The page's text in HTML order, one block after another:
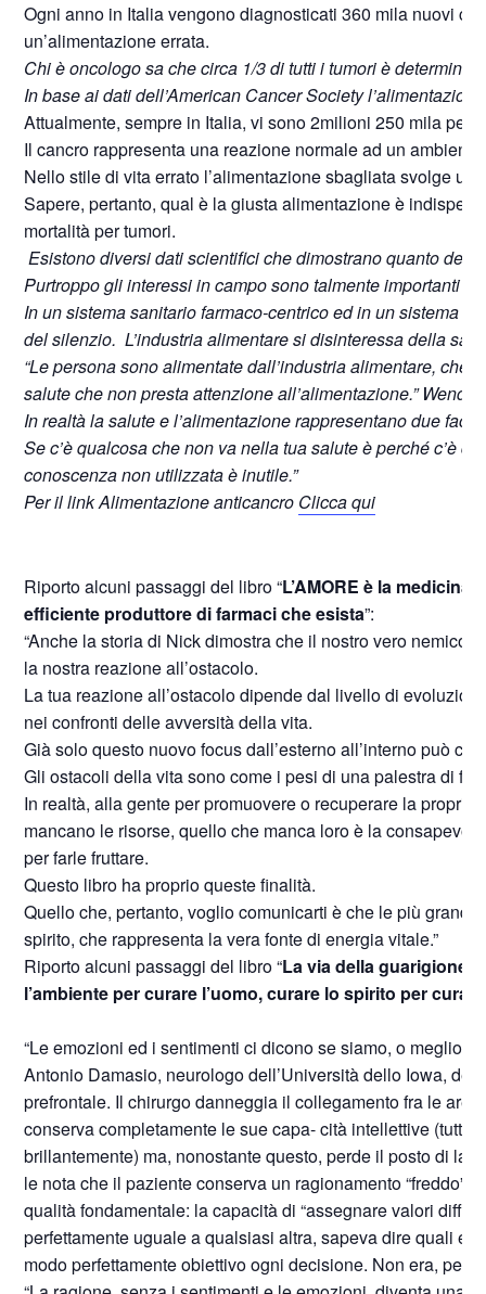
Ogni anno in Italia vengono diagnosticati 360 mila nuovi
un’alimentazione errata.
Chi è oncologo sa che circa 1/3 di tutti i tumori è
In base ai dati dell’American Cancer Society
Attualmente, sempre in Italia, vi sono 2milioni 250 mila
Il cancro rappresenta una reazione normale ad un
Nello stile di vita errato l’alimentazione sbagliata svolge un
Sapere, pertanto, qual è la giusta alimentazione è
mortalità per tumori.
Esistono diversi dati scientifici che dimostrano quanto
Purtroppo gli interessi in campo sono talmente importanti
In un sistema sanitario farmaco-centrico ed in un sistema
del silenzio. L’industria alimentare si disinteressa della
“Le persona sono alimentate dall’industria alimentare,
salute che non presta attenzione all’alimentazione.”
In realtà la salute e l’alimentazione rappresentano due
Se c’è qualcosa che non va nella tua salute è perché c’è
conoscenza non utilizzata è inutile.”
Per il link Alimentazione anticancro Clicca qui
Riporto alcuni passaggi del libro “L’AMORE è la medicina
efficiente produttore di farmaci che esista”:
“Anche la storia di Nick dimostra che il nostro vero
la nostra reazione all’ostacolo.
La tua reazione all’ostacolo dipende dal livello di
nei confronti delle avversità della vita.
Già solo questo nuovo focus dall’esterno all’interno può
Gli ostacoli della vita sono come i pesi di una palestra di
In realtà, alla gente per promuovere o recuperare la
mancano le risorse, quello che manca loro è la
per farle fruttare.
Questo libro ha proprio queste finalità.
Quello che, pertanto, voglio comunicarti è che le più
spirito, che rappresenta la vera fonte di energia vitale.”
Riporto alcuni passaggi del libro “La via della guarigione
l’ambiente per curare l’uomo, curare lo spirito per
“Le emozioni ed i sentimenti ci dicono se siamo, o meglio,
Antonio Damasio, neurologo dell’Università dello Iowa,
prefrontale. Il chirurgo danneggia il collegamento fra le
conserva completamente le sue capa- cità intellettive (tutti
brillantemente) ma, nonostante questo, perde il posto di
le nota che il paziente conserva un ragionamento
qualità fondamentale: la capacità di “assegnare valori
perfettamente uguale a qualsiasi altra, sapeva dire quali
modo perfettamente obiettivo ogni decisione. Non era,